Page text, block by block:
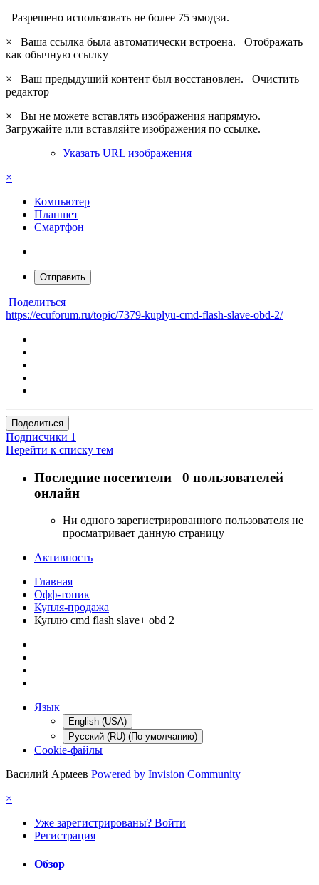
Разрешено использовать не более 75 эмодзи.
×
Ваша ссылка была автоматически встроена. Отображать
как обычную ссылку
×
Ваш предыдущий контент был восстановлен. Очистить
редактор
×
Вы не можете вставлять изображения напрямую.
Загружайте или вставляйте изображения по ссылке.
Указать URL изображения
×
Компьютер
Планшет
Смартфон
Отправить
Поделиться
https://ecuforum.ru/topic/7379-kuplyu-cmd-flash-slave-obd-2/
Поделиться
Подписчики 1
Перейти к списку тем
Последние посетители 0 пользователей
онлайн
Ни одного зарегистрированного пользователя не
просматривает данную страницу
Активность
Главная
Офф-топик
Купля-продажа
Куплю cmd flash slave+ obd 2
Язык
English (USA)
Русский (RU) (По умолчанию)
Cookie-файлы
Василий Армеев Powered by Invision Community
×
Уже зарегистрированы? Войти
Регистрация
Обзор